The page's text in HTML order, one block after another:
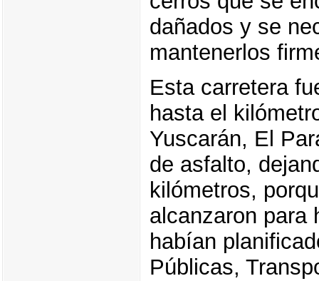
dañados y se
mantenerlos
Esta carretera
hasta el
Yuscarán, El
de asfalto,
kilómetros,
alcanzaron para
habían
Públicas,